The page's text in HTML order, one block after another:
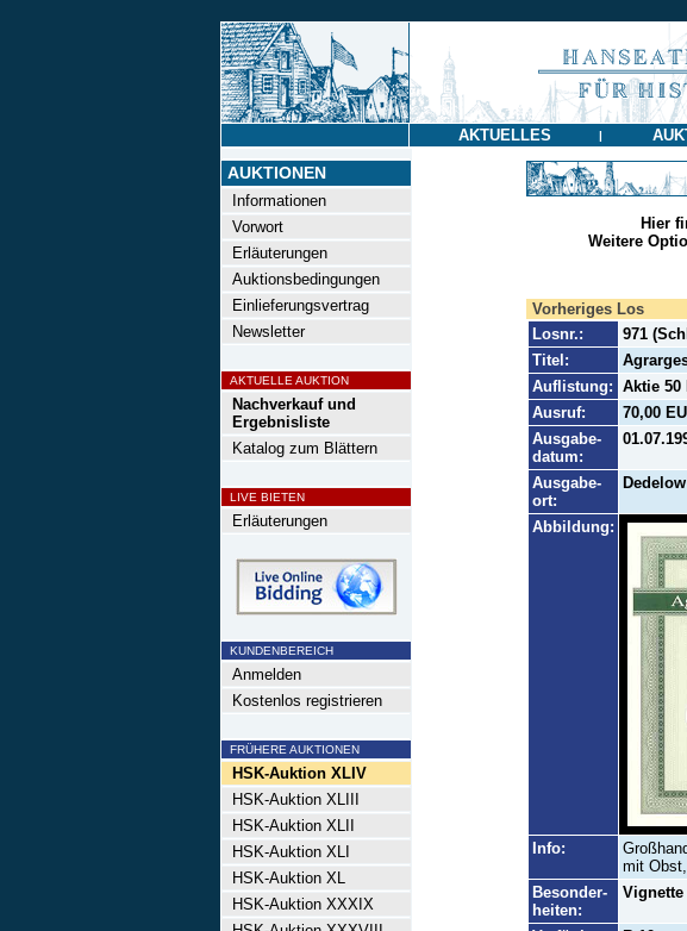
AKTUELLES |
AUKTIONEN
Informationen
Vorwort
Erläuterungen
Auktionsbedingungen
Einlieferungsvertrag
Newsletter
AKTUELLE AUKTION
Nachverkauf und
Ergebnisliste
Katalog zum Blättern
LIVE BIETEN
Erläuterungen
KUNDENBEREICH
Anmelden
Kostenlos registrieren
FRÜHERE AUKTIONEN
HSK-Auktion XLIV
HSK-Auktion XLIII
HSK-Auktion XLII
HSK-Auktion XLI
HSK-Auktion XL
HSK-Auktion XXXIX
Hier
Weitere
Vorheriges Los
Losnr.:
971
Titel:
Auflistung: Aktie 50
Ausruf:
70,00
Ausgabe-
datum:
Ausgabe-
ort:
Dedelow
Abbildung:
Info:
mit
Besonder-
heiten: